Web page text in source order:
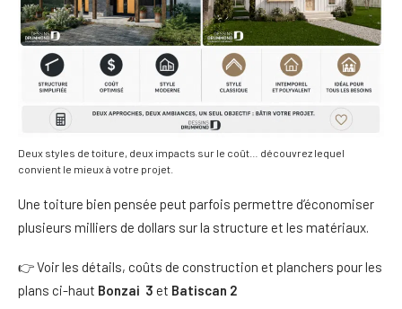
Deux styles de toiture, deux impacts sur le coût… découvrez lequel
convient le mieux à votre projet.
Une toiture bien pensée peut parfois permettre d’économiser
plusieurs milliers de dollars sur la structure et les matériaux.
👉 Voir les détails, coûts de construction et planchers pour les
plans ci-haut Bonzai 3 et Batiscan 2